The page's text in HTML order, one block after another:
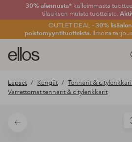
30% alennusta*kalleimmasta
tilauksen muista tuotteista.
OUTLET DEAL -30%
poistomyyntituotteista. Ilmoita
Ellos-
logo
siirry
Lapset Kengät
Tennarit &
Varrettomat tennarit & citylenkkarit
Takaisin